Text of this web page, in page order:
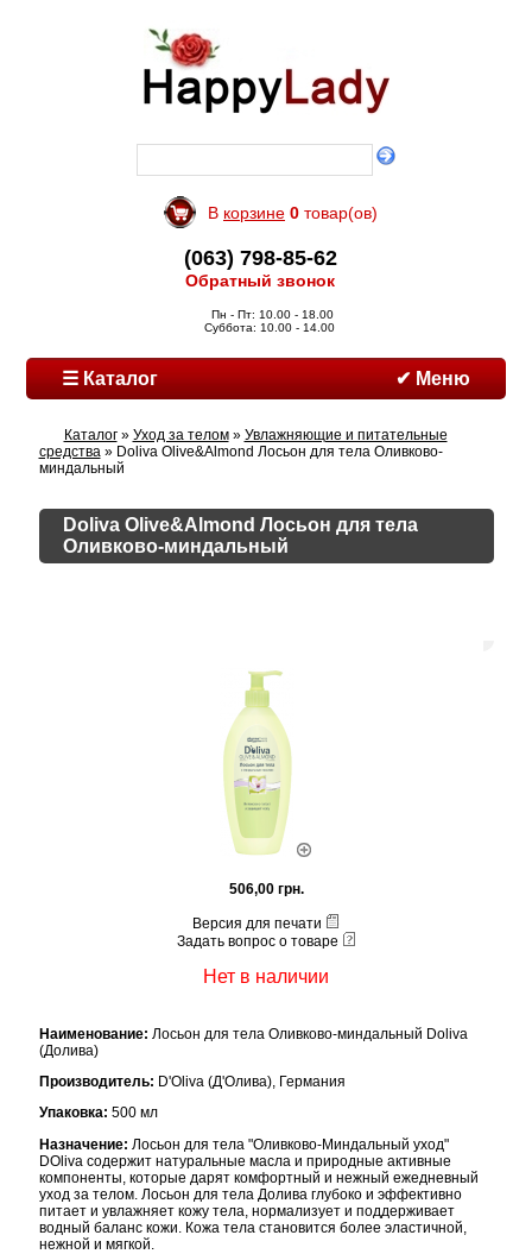
В корзине 0 товар(ов)
(063) 798-85-62
Обратный звонок
Пн - Пт: 10.00 - 18.00
Суббота: 10.00 - 14.00
☰ Каталог ✔ Меню
Каталог» Уход за телом» Увлажняющие и питательные
средства» Doliva Olive&Almond Лосьон для тела Оливково-
миндальный
Doliva Olive&Almond Лосьон для тела
Оливково-миндальный
506,00 грн.
Версия для печати
Задать вопрос о товаре
Нет в наличии
Наименование: Лосьон для тела Оливково-миндальный Doliva
(Долива)
Производитель: D'Oliva (Д'Олива), Германия
Упаковка: 500 мл
Назначение: Лосьон для тела "Оливково-Миндальный уход"
DOliva содержит натуральные масла и природные активные
компоненты, которые дарят комфортный и нежный ежедневный
уход за телом. Лосьон для тела Долива глубоко и эффективно
питает и увлажняет кожу тела, нормализует и поддерживает
водный баланс кожи. Кожа тела становится более эластичной,
нежной и мягкой.